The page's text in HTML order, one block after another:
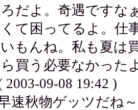
だよ。奇遇ですな
て困ってるよ。仕
もんね。私も夏は
買う必要なかった
2003-09-08 19:42 )
速秋物ゲッツだね